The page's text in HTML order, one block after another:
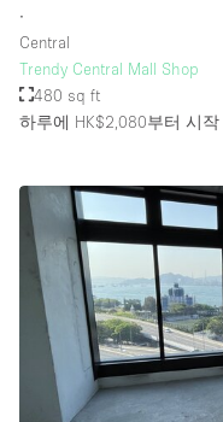
∙
Central
Trendy Central Mall Shop
480 sq ft
하루에 HK$2,080부터 시작